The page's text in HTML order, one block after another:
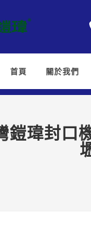
首頁 關於我們
鎧瑋封口